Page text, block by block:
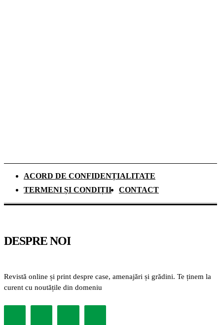
ACORD DE CONFIDENȚIALITATE
TERMENI ȘI CONDIȚII
CONTACT
DESPRE NOI
Revistă online și print despre case, amenajări și grădini. Te ținem la
curent cu noutățile din domeniu